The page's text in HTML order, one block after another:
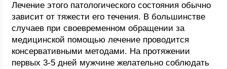
Лечение этого патологического состояния обычно
зависит от тяжести его течения. В большинстве
случаев при своевременном обращении за
медицинской помощью лечение проводится
консервативными методами. На протяжении
первых 3-5 дней мужчине желательно соблюдать